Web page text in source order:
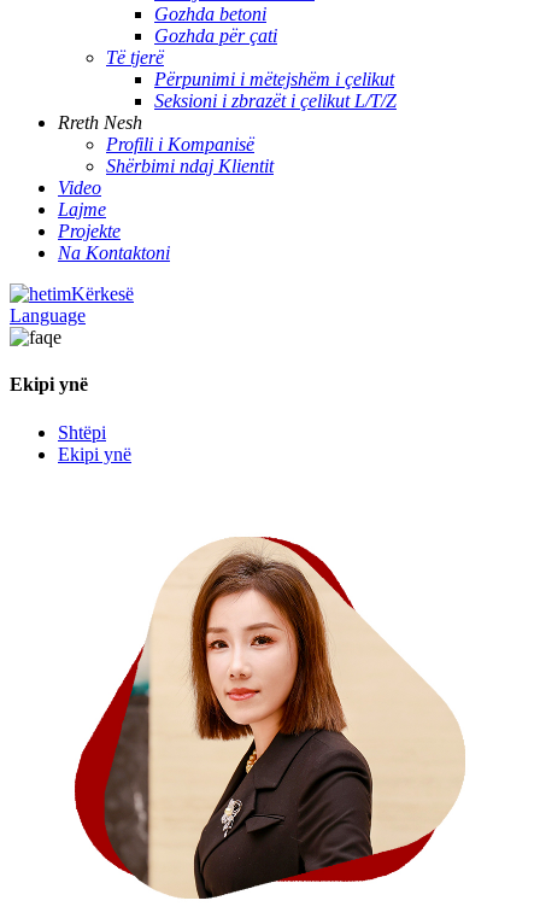
Gozhda betoni
Gozhda për çati
Të tjerë
Përpunimi i mëtejshëm i çelikut
Seksioni i zbrazët i çelikut L/T/Z
Rreth Nesh
Profili i Kompanisë
Shërbimi ndaj Klientit
Video
Lajme
Projekte
Na Kontaktoni
Kërkesë
Language
Ekipi ynë
Shtëpi
Ekipi ynë